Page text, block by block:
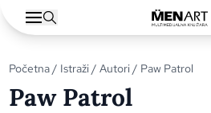
Početna/ Istraži/Autori/ Paw Patrol
Paw Patrol